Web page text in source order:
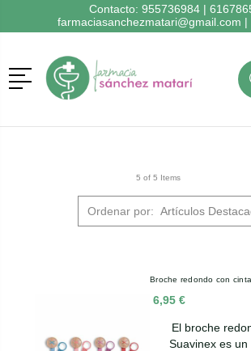
Contacto: 955736984|
farmaciasanchezmatari@gmail.com
Menú
5 of 5 Items
Ordenar por:
Broche redondo con
6,95 €
El broche
Suavinex es